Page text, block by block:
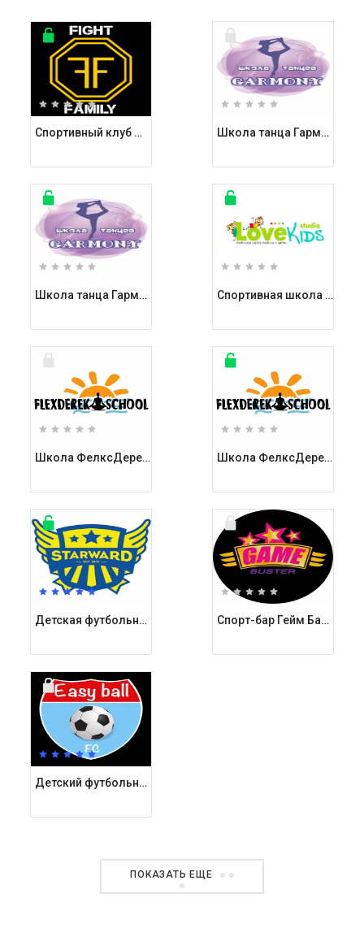
Спортивный клуб Файт Фэмили / Fight Family Школа танца Гармони / Garmony на улице Братская
Школа танца Гармони / Garmony на улице Льва Толстого Спортивная школа Лав Кидс Студио / LOVE KIDS STUDIO
Школа ФелксДерекСкул / FelxDerekSchool на Березняках Школа ФелксДерекСкул / FelxDerekSchool на бульваре Шевченко
Детская футбольная школа Старвард / Starward Оболонь Спорт-бар Гейм Бастер / Game Buster
Детский футбольный клуб ИзиБол / Easyball
ПОКАЗАТЬ ЕЩЕ